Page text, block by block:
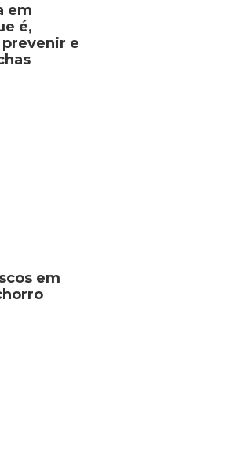
em
é,
prevenir e
em